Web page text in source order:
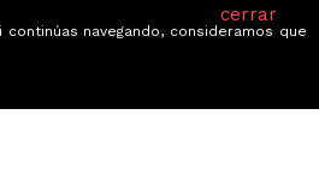
Quiénes somos
cerrar
navegando, consideramos que